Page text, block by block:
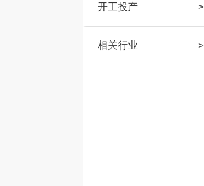
开工投产 >
相关行业 >